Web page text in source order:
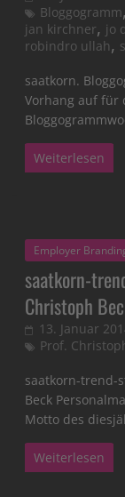
Bloggogramm,
jan kirchner, jo
robindro ullah,
saatkorn.
Vorhang auf für
Weiterlesen
Employer
saatkorn-
Christoph
13. Januar
Prof.
saatkorn-trend-
Beck
Motto des
Weiterlesen